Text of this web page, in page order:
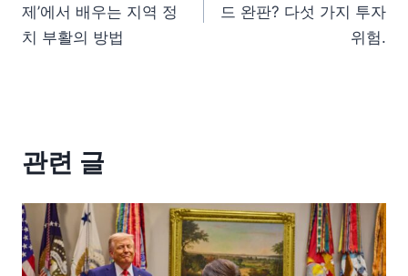
제’에서 배우는 지역 정
치 부활의 방법
드 완판? 다섯 가지 투자
위험.
관련 글